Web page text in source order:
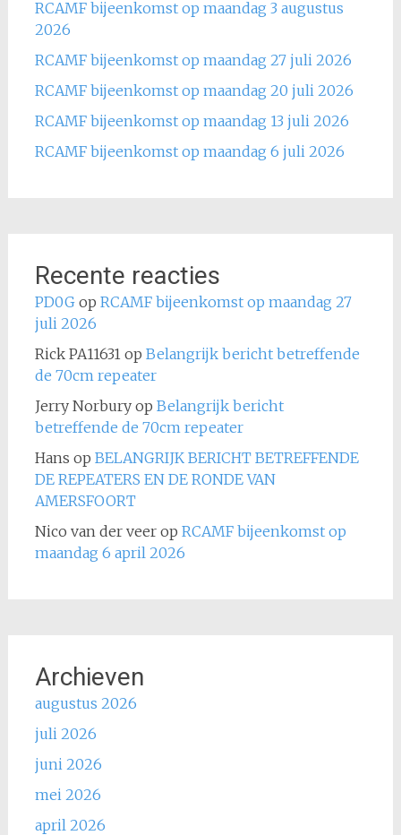
RCAMF bijeenkomst op maandag 3 augustus
2026
RCAMF bijeenkomst op maandag 27 juli 2026
RCAMF bijeenkomst op maandag 20 juli 2026
RCAMF bijeenkomst op maandag 13 juli 2026
RCAMF bijeenkomst op maandag 6 juli 2026
Recente reacties
PD0Gop RCAMF bijeenkomst op maandag 27
juli 2026
Rick PA11631 op Belangrijk bericht betreffende
de 70cm repeater
Jerry Norburyop Belangrijk bericht
betreffende de 70cm repeater
Hans op BELANGRIJK BERICHT BETREFFENDE
DE REPEATERS EN DE RONDE VAN
AMERSFOORT
Nico van der veerop RCAMF bijeenkomst op
maandag 6 april 2026
Archieven
augustus 2026
juli 2026
juni 2026
mei 2026
april 2026